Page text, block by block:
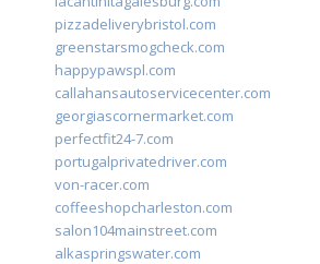
pizzadeliverybristol.com
greenstarsmogcheck.com
happypawspl.com
callahansautoservicecenter.com
georgiascornermarket.com
perfectfit24-7.com
portugalprivatedriver.com
von-racer.com
coffeeshopcharleston.com
salon104mainstreet.com
alkaspringswater.com